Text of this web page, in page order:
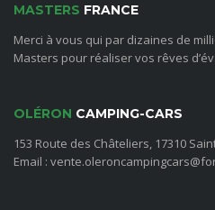
MASTERS FRANCE
Merci à vous qui par dizaines de
Masters pour réaliser vos rêves
OLÉRON CAMPING-CARS
153 Route des Châteliers, 17310
Email :